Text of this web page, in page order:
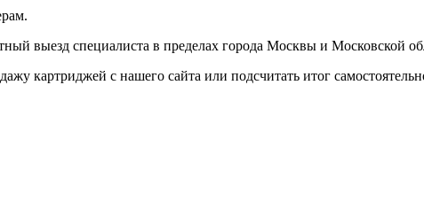
выезд специалиста в пределах города Москвы и Московской
картриджей с нашего сайта или подсчитать итог